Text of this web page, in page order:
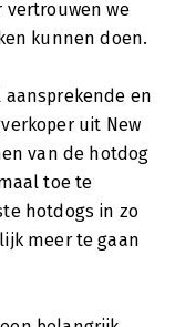
vertrouwen we
kunnen doen.
en
uit New
van de hotdog
toe te
hotdogs in zo
meer te gaan